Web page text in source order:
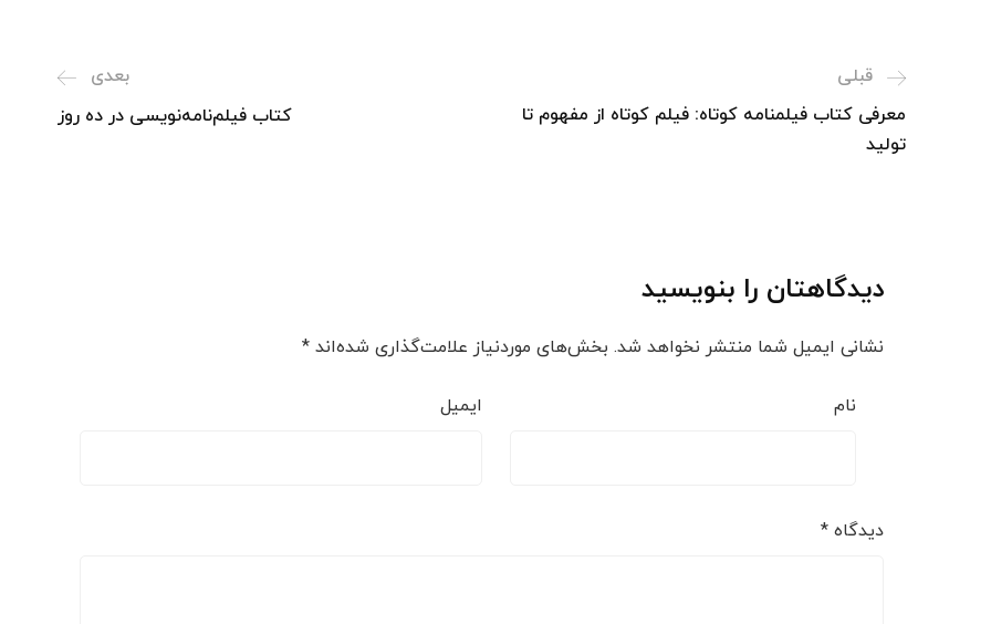
قبلی
معرفی کتاب فیلمنامه کوتاه: فیلم کوتاه از مفهوم تا
تولید
بعدی
کتاب فیلم‌نامه‌نویسی در ده روز
دیدگاهتان را بنویسید
نشانی ایمیل شما منتشر نخواهد شد. بخش‌های موردنیاز علامت‌گذاری شده‌اند *
نام ایمیل
دیدگاه *